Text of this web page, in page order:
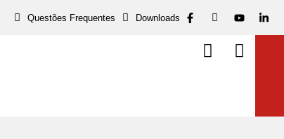
Questões Frequentes Downloads